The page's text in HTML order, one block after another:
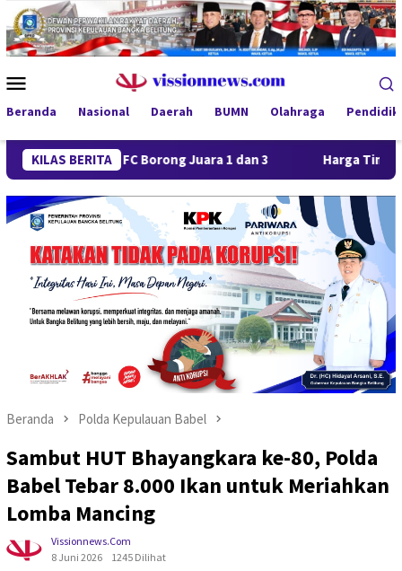
Loncat
ke
konten
Mobile
Beranda Nasional Daerah BUMN Olahraga
KILAS BERITA
FC Borong Juara 1 dan 3 Harga Timah Turun,
Beranda Polda Kepulauan Babel
Sambut HUT Bhayangkara ke-80, Polda
Babel Tebar 8.000 Ikan untuk Meriahkan
Lomba Mancing
Vissionnews.com
8 Juni 2026
1245 Dilihat